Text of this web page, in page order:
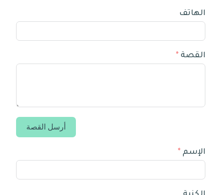
الهاتف
القصة
أرسل القصة
الإسم